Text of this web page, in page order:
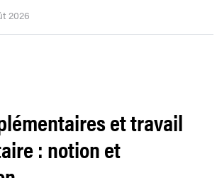
2026
et travail
: notion et